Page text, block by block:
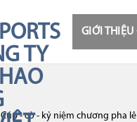
GIỚI THIỆU
Cúp - cờ - kỷ niệm chương pha lê